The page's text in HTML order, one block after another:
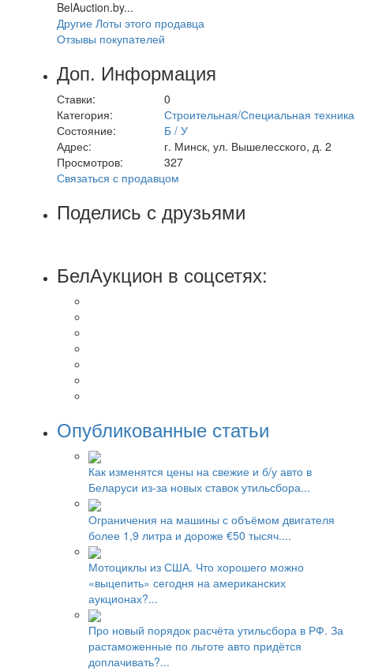
BelAuction.by...
Другие Лоты этого продавца
Отзывы покупателей
Доп. Информация
Ставки:
0
Категория:
Строительная/Специальная техника
Состояние:
Б / У
Адрес:
г. Минск, ул. Вышелесского, д. 2
Просмотров:
327
Связаться с продавцом
Поделись с друзьями
БелАукцион в соцсетях:
Опубликованные статьи
Как изменятся цены на свежие и б/у авто в
Беларуси из-за новых ставок утильсбора...
Ограничения на машины с объёмом двигателя
более 1,9 литра и дороже €50 тысяч....
Мотоциклы из США. Что хорошего можно
«выцепить» сегодня на американских
аукционах?...
Про новый порядок расчёта утильсбора в РФ. За
растаможенные по льготе авто придётся
доплачивать?...